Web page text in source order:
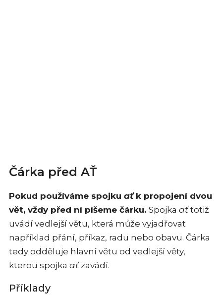
Čárka před AŤ
Pokud používáme spojku aťk propojení dvou
vět, vždy před ní píšeme čárku. Spojka aťtotiž
uvádí vedlejší větu, která může vyjadřovat
například přání, příkaz, radu nebo obavu. Čárka
tedy odděluje hlavní větu od vedlejší věty,
kterou spojka aťzavádí.
Příklady